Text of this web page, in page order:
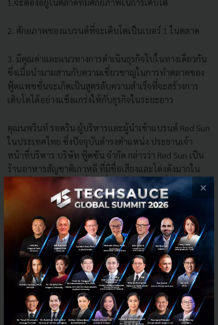
2. ศักยภาพของแบรนด์ที่จะเติบโตเป็นเบอร์ 1 ในตลาด
3. มีคุณค่าและแนวทางการดำเนินธุรกิจไปในทางเดียวกัน
ซึ่งเมื่อนำมาผสานกับความเชี่ยวชาญในการทำตลาดของ
ฟู้ดแพชชั่นจะเกิดเป็นสูตรลับความสำเร็จที่จะสร้างการ
เติบโตได้อย่างแข็งแกร่งให้กับธุรกิจในระยะยาว
คุณนพวินท์ รอดริน ผู้บริหารและผู้นำเข้าแบรนด์ Red Sun
ในประเทศไทย ซึ่งปัจจุบันดำรงตำแหน่ง ประธานเจ้า
หน้าที่บริหาร บริษัท ฟู้ดซัน จำกัด กล่าวว่า Red Sun เป็น
ร้านอาหารสัญชาติเกาหลี ที่มีชื่อเสียงและโด่งดังมากใน
ประเทศเกาหลี มีเมนูที่เป็นที่รู้จัก คือ ต๊อกปกกี่ และข้าวผัด
เรดซัน ซึ่งเมนูยอดนิยมนี้เคยคว้ารางวัลแชมป์อันดับ 1
จากสถานีโทรทัศน์เอสบีเอส เครือข่ายสถานีวิทยุและสถานี
โทรทัศน์ชั้นนำของประเทศเกาหลีใต้มาแล้ว โดยปัจจุบันมี
สาขามากกว่า 50 สาขาทั่วประเทศเกาหลีใต้ โดยซื้อแฟรน
ไชส์เข้ามาเปิดตลาดในประเทศไทย ในปี 2014 เปิดตัวครั้ง
แรกที่สยามสแควร์ ปัจจุบันมีสาขารวมทั้งสิ้น 12 สาขา แบ่ง
เป็นในกรุงเทพฯ 10 สาขา และ ในต่างจังหวัดอีก 2 สาขา
คือ ที่พัทยา และนครราชสีมา
×